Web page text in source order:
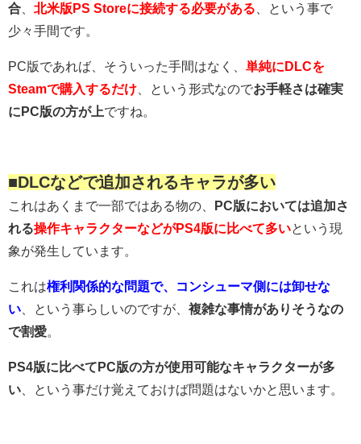
合
北米版PS Storeに接続する必要がある 、という事で
少々手間です。
PC版であれば、そういった手間はなく、 単純にDLCを
Steamで購入するだけ 、という形式なのでお手軽さは確実
にPC版の方が上ですね。
■DLCなどで追加されるキャラが多い
これはあくまで一部ではある物の、
PC版においては追加さ
れる操作キャラクターなどがPS4版に比べて多いという現
象が発生しています。
これは権利関係的な問題で、コンシューマ側には卸せな
い 、という事らしいのですが、 複雑な事情がありそうなの
で割愛
PS4版に比べてPC版の方が使用可能なキャラクターが多
い 、という事だけ覚えておけば問題はないかと思います。